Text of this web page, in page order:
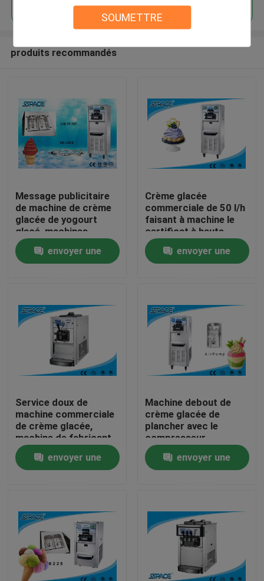
SOUMETTRE
Maison
Au sujet de nous
Visite d'usine
Contactez-nous
nouvelles
Machine molle de crème glacée de service
machine de crème glacée de dessus de table
produits recommandés
Message publicitaire
de machine de crème
glacée de yogourt
glacé, machines
molles de crème
glacée de service de
restaurant
envoyer une
Crème glacée
commerciale de 50 l/h
faisant à machine le
certificat à haute
production de la CE
ETL
envoyer une
Service doux de
machine commerciale
de crème glacée,
machine de fabricant
de crème glacée pour
des affairesenvoyer une
Machine debout de
crème glacée de
plancher avec le
compresseur,
fabricant de crème
glacée de restaurant
envoyer une